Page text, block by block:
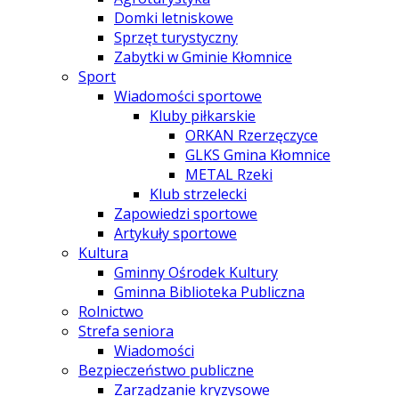
Domki letniskowe
Sprzęt turystyczny
Zabytki w Gminie Kłomnice
Sport
Wiadomości sportowe
Kluby piłkarskie
ORKAN Rzerzęczyce
GLKS Gmina Kłomnice
METAL Rzeki
Klub strzelecki
Zapowiedzi sportowe
Artykuły sportowe
Kultura
Gminny Ośrodek Kultury
Gminna Biblioteka Publiczna
Rolnictwo
Strefa seniora
Wiadomości
Bezpieczeństwo publiczne
Zarządzanie kryzysowe